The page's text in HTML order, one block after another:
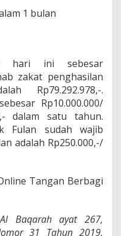
1 bulan
hari ini sebesar
zakat penghasilan
Rp79.292.978,-.
Rp10.000.000/
dalam satu tahun.
Fulan sudah wajib
adalah Rp250.000,-/
Tangan Berbagi
Baqarah ayat 267,
31 Tahun 2019,